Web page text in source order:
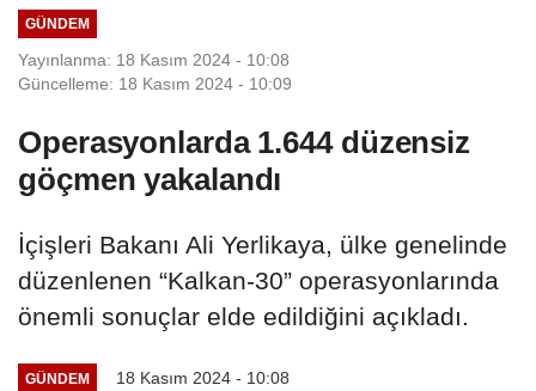
GÜNDEM
Yayınlanma: 18 Kasım 2024 - 10:08
Güncelleme: 18 Kasım 2024 - 10:09
Operasyonlarda 1.644 düzensiz
göçmen yakalandı
İçişleri Bakanı Ali Yerlikaya, ülke genelinde
düzenlenen “Kalkan-30” operasyonlarında
önemli sonuçlar elde edildiğini açıkladı.
GÜNDEM 18 Kasım 2024 - 10:08